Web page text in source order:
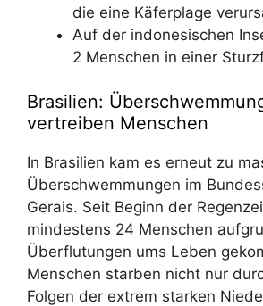
die eine Käferplage
Auf der indonesischen
2 Menschen in einer
Brasilien:
vertreiben Menschen
In Brasilien kam es erneut zu
Überschwemmungen im
Gerais. Seit Beginn der
mindestens 24 Menschen
Überflutungen ums Leben
Menschen starben nicht nur
Folgen der extrem starken